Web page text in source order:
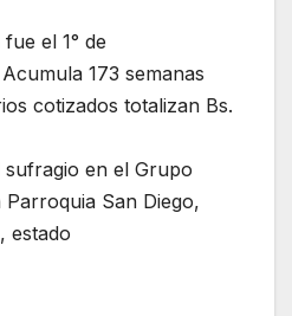
el 1° de
173 semanas
cotizados totalizan Bs.
en el Grupo
San Diego,
estado